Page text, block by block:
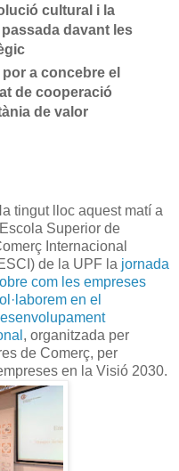
cultural i la
davant les
a concebre el
de cooperació
de valor
tingut lloc aquest matí a
Superior de
Internacional
de la UPF la jornada
com les empreses
en el
, organitzada per
de Comerç, per
en la Visió 2030.